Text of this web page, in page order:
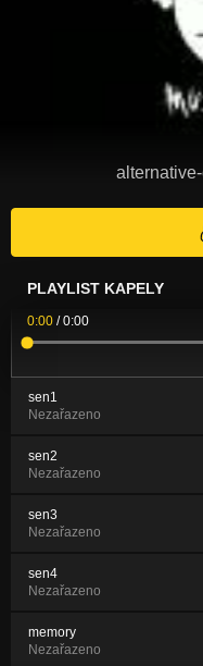
PLAYLIST KAPELY
0:00 /0:00
sen1
Nezařazeno
sen2
Nezařazeno
sen3
Nezařazeno
sen4
Nezařazeno
memory
Nezařazeno